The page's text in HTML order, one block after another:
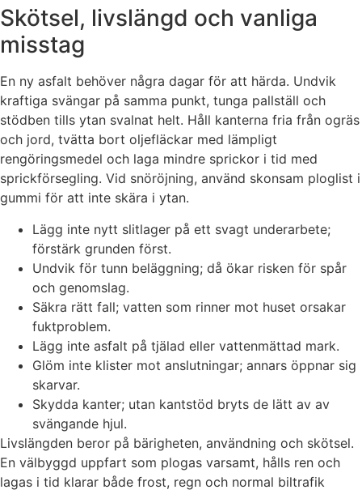
Skötsel, livslängd och vanliga
misstag
En ny asfalt behöver några dagar för att härda. Undvik
kraftiga svängar på samma punkt, tunga pallställ och
stödben tills ytan svalnat helt. Håll kanterna fria från ogräs
och jord, tvätta bort oljefläckar med lämpligt
rengöringsmedel och laga mindre sprickor i tid med
sprickförsegling. Vid snöröjning, använd skonsam ploglist i
gummi för att inte skära i ytan.
Lägg inte nytt slitlager på ett svagt underarbete;
förstärk grunden först.
Undvik för tunn beläggning; då ökar risken för spår
och genomslag.
Säkra rätt fall; vatten som rinner mot huset orsakar
fuktproblem.
Lägg inte asfalt på tjälad eller vattenmättad mark.
Glöm inte klister mot anslutningar; annars öppnar sig
skarvar.
Skydda kanter; utan kantstöd bryts de lätt av av
svängande hjul.
Livslängden beror på bärigheten, användning och skötsel.
En välbyggd uppfart som plogas varsamt, hålls ren och
lagas i tid klarar både frost, regn och normal biltrafik